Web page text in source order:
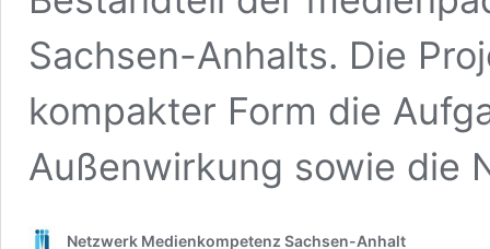
Sachsen-Anhalts. Die
kompakter Form die
Außenwirkung sowie
Netzwerk Medienkompetenz Sachsen-Anhalt